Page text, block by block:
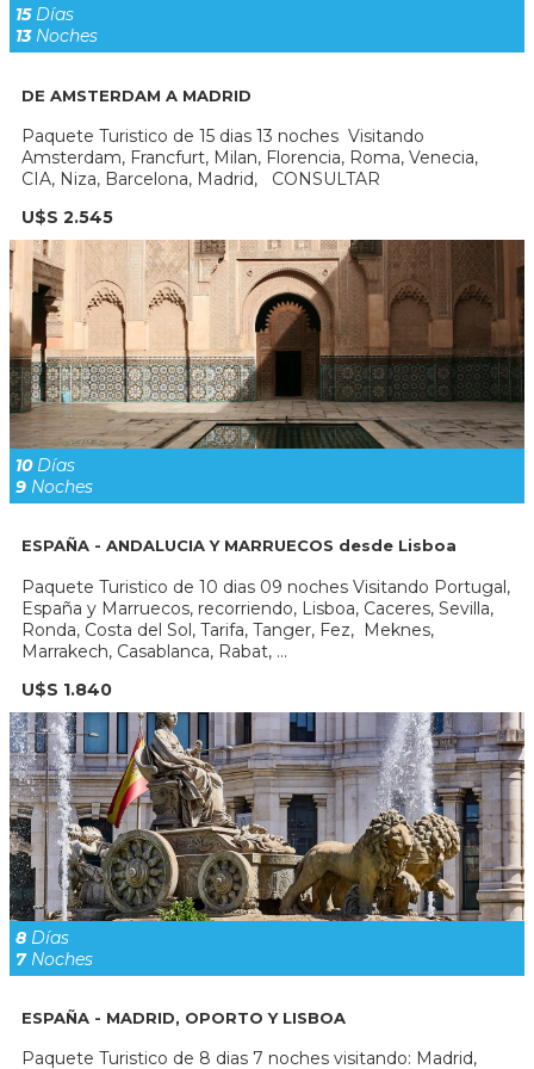
15Días
13Noches
DE AMSTERDAM A MADRID
Paquete Turistico de 15 dias 13 noches Visitando
Amsterdam, Francfurt, Milan, Florencia, Roma, Venecia,
CIA, Niza, Barcelona, Madrid, CONSULTAR
U$S 2.545
10Días
9 Noches
ESPAÑA - ANDALUCIA Y MARRUECOS desde Lisboa
Paquete Turistico de 10 dias 09 noches Visitando Portugal,
España y Marruecos, recorriendo, Lisboa, Caceres, Sevilla,
Ronda, Costa del Sol, Tarifa, Tanger, Fez, Meknes,
Marrakech, Casablanca, Rabat, ...
U$S 1.840
8 Días
7Noches
ESPAÑA - MADRID, OPORTO Y LISBOA
Paquete Turistico de 8 dias 7 noches visitando: Madrid,